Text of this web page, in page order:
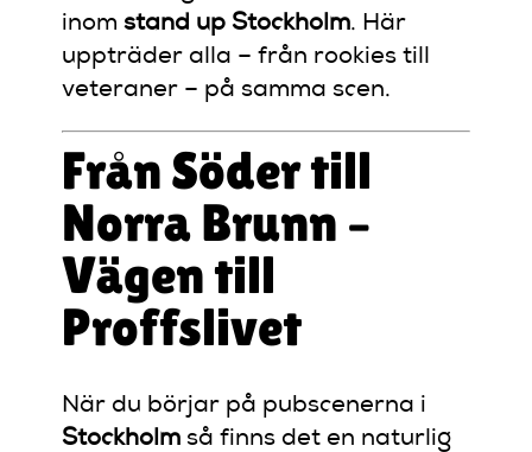
inomstand up Stockholm. Här
uppträder alla – från rookies till
veteraner – på samma scen.
Från Söder till
Norra Brunn –
Vägen till
Proffslivet
När du börjar på pubscenerna i
Stockholm så finns det en naturlig